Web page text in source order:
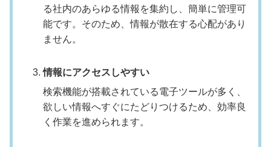
る社内のあらゆる情報を集約し、簡単に管理可
能です。そのため、情報が散在する心配があり
ません。
情報にアクセスしやすい
検索機能が搭載されている電子ツールが多く、
欲しい情報へすぐにたどりつけるため、効率良
く作業を進められます。